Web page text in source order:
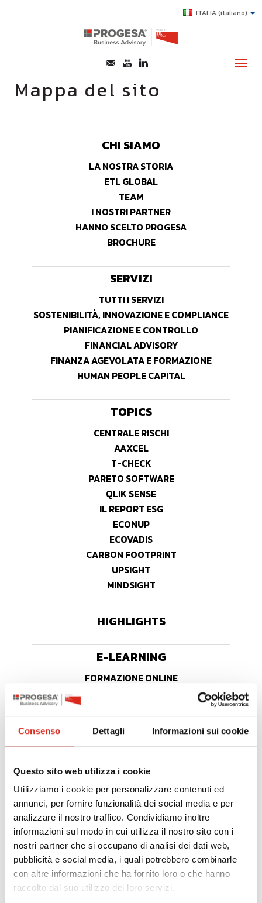
Consenso Dettagli Informazioni sui cookie
Questo sito web utilizza i cookie
Utilizziamo i cookie per personalizzare contenuti ed
annunci, per fornire funzionalità dei social media e per
analizzare il nostro traffico. Condividiamo inoltre
informazioni sul modo in cui utilizza il nostro sito con i
nostri partner che si occupano di analisi dei dati web,
pubblicità e social media, i quali potrebbero combinarle
con altre informazioni che ha fornito loro o che hanno
raccolto dal suo utilizzo dei loro servizi.
ITALIA(italiano)
SERVIZI
Mappa del sito
CHI SIAMO
LA NOSTRA STORIA
ETL GLOBAL
TEAM
I NOSTRI PARTNER
HANNO SCELTO PROGESA
BROCHURE
SERVIZI
TUTTI I SERVIZI
SOSTENIBILITÀ, INNOVAZIONE E COMPLIANCE
PIANIFICAZIONE E CONTROLLO
FINANCIAL ADVISORY
FINANZA AGEVOLATA E FORMAZIONE
HUMAN PEOPLE CAPITAL
TOPICS
CENTRALE RISCHI
AAXCEL
T-CHECK
PARETO SOFTWARE
QLIK SENSE
IL REPORT ESG
ECONUP
ECOVADIS
CARBON FOOTPRINT
UPSIGHT
MINDSIGHT
HIGHLIGHTS
E-LEARNING
FORMAZIONE ONLINE
AGEVOLAZIONI
TROVA CONTRIBUTI
NOVITÀ BANDI
SUCCESS STORY
CONTATTI
FORM CONTATTI
LAVORA CON NOI
NEWSLETTER